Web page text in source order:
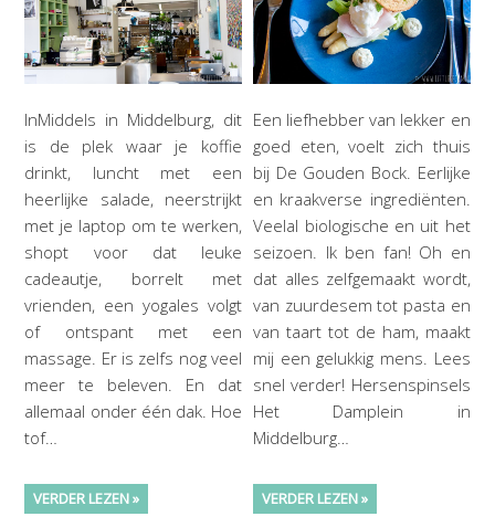
InMiddels in Middelburg, dit
is de plek waar je koffie
drinkt, luncht met een
heerlijke salade, neerstrijkt
met je laptop om te werken,
shopt voor dat leuke
cadeautje, borrelt met
vrienden, een yogales volgt
of ontspant met een
massage. Er is zelfs nog veel
meer te beleven. En dat
allemaal onder één dak. Hoe
tof…
VERDER LEZEN »
Een liefhebber van lekker en
goed eten, voelt zich thuis
bij De Gouden Bock. Eerlijke
en kraakverse ingrediënten.
Veelal biologische en uit het
seizoen. Ik ben fan! Oh en
dat alles zelfgemaakt wordt,
van zuurdesem tot pasta en
van taart tot de ham, maakt
mij een gelukkig mens. Lees
snel verder! Hersenspinsels
Het Damplein in
Middelburg…
VERDER LEZEN »